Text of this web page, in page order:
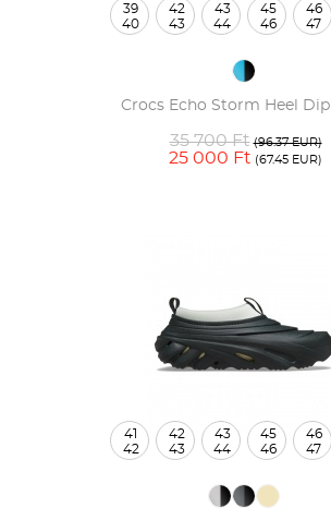
Crocs Echo Storm Heel
35 700 Ft (96.37 EUR)
25 000 Ft (67.45 EUR)
39
40
42
43
43
44
45
46
46
47
41
42
42
43
43
44
45
46
46
47